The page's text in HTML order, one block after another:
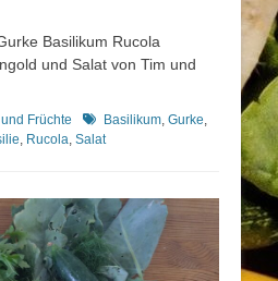
Basilikum Rucola
und Salat von Tim und
Früchte Schlagworte
Basilikum, Gurke,
, Rucola, Salat